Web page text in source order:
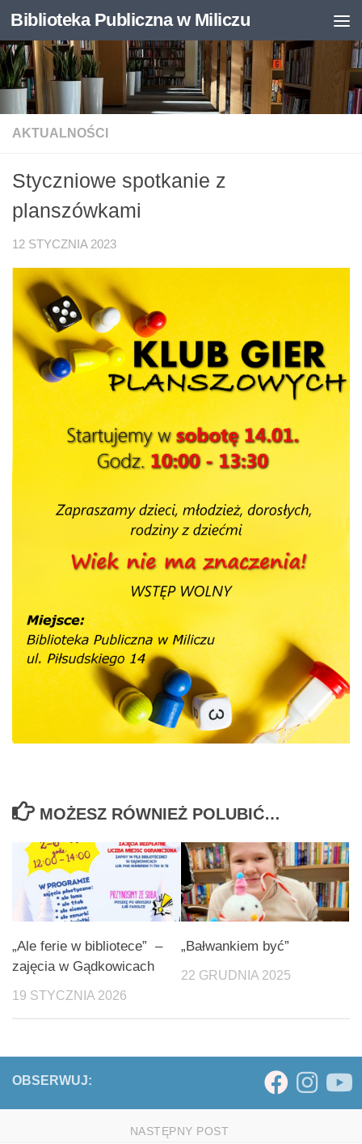
Otwórz pasek narzędzi
Skip to content
Biblioteka Publiczna w Miliczu
AKTUALNOŚCI
Styczniowe spotkanie z
planszówkami
12 STYCZNIA 2023
MOŻESZ RÓWNIEŻ POLUBIĆ…
„Ale ferie w bibliotece” –
zajęcia w Gądkowicach
19 STYCZNIA 2026
„Bałwankiem być”
22 GRUDNIA 2025
OBSERWUJ:
NASTĘPNY POST